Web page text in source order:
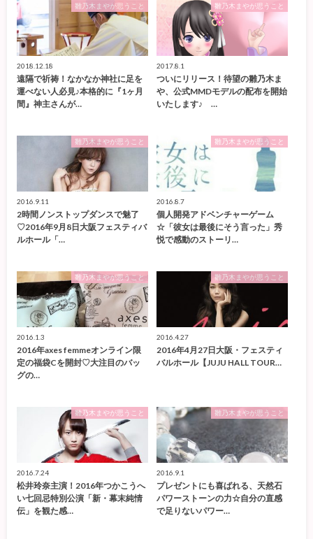
雛乃木まやが思うこと
2018.12.18
遠隔で祈祷！なかなか神社に足を
運べない人必見♪本格的に『1ヶ月
間』神主さんが…
雛乃木まやが思うこと
2017.8.1
ついにリリース！待望の雛乃木ま
や、公式MMDモデルの配布を開始
いたします♪ …
雛乃木まやが思うこと
2016.9.11
2時間ノンストップダンスで魅了
♡2016年9月8日大阪フェスティバ
ルホール「…
雛乃木まやが思うこと
2016.8.7
個人開発アドベンチャーゲーム
☆「彼女は最後にそう言った」秀
悦で感動のストーリ…
雛乃木まやが思うこと
2016.1.3
2016年axes femmeオンライン限
定の福袋Cを開封♡大注目のバッ
グの…
雛乃木まやが思うこと
2016.4.27
2016年4月27日大阪・フェスティ
バルホール【JUJU HALL TOUR…
雛乃木まやが思うこと
2016.7.24
松井玲奈主演！2016年つかこうへ
い七回忌特別公演「新・幕末純情
伝」を観た感…
雛乃木まやが思うこと
2016.9.1
プレゼントにも喜ばれる、天然石
パワーストーンの力☆自分の直感
で足りないパワー…